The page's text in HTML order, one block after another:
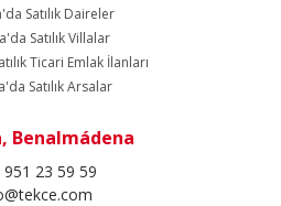
Satılık Daireler
Satılık Villalar
Ticari Emlak İlanları
Satılık Arsalar
Benalmádena
951 23 59 59